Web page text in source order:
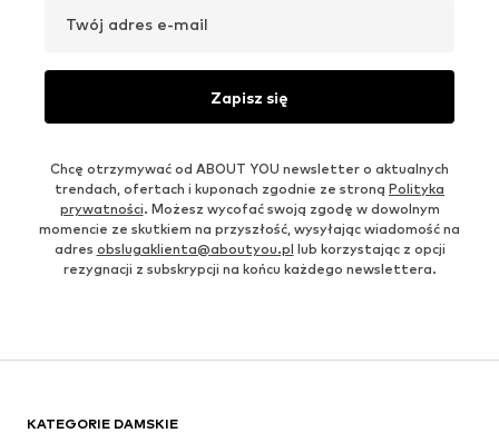
Twój adres e-mail
Zapisz się
Chcę otrzymywać od ABOUT YOU newsletter o aktualnych
trendach, ofertach i kuponach zgodnie ze stroną Polityka
prywatności. Możesz wycofać swoją zgodę w dowolnym
momencie ze skutkiem na przyszłość, wysyłając wiadomość na
adres obslugaklienta@aboutyou.pl lub korzystając z opcji
rezygnacji z subskrypcji na końcu każdego newslettera.
KATEGORIE DAMSKIE